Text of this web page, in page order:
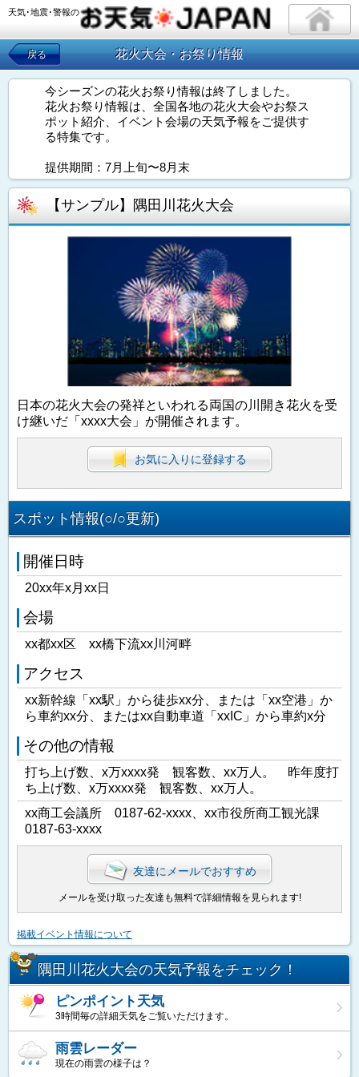
天気･地震･警報の
戻る 花火大会・お祭り情報
今シーズンの花火お祭り情報は終了しました。
花火お祭り情報は、全国各地の花火大会やお祭ス
ポット紹介、イベント会場の天気予報をご提供す
る特集です。
提供期間：7月上旬〜8月末
【サンプル】隅田川花火大会
日本の花火大会の発祥といわれる両国の川開き花火を受
け継いだ「xxxx大会」が開催されます。
お気に入りに登録する
スポット情報(○/○更新)
開催日時
20xx年x月xx日
会場
xx都xx区 xx橋下流xx川河畔
アクセス
xx新幹線「xx駅」から徒歩xx分、または「xx空港」か
ら車約xx分、またはxx自動車道「xxIC」から車約x分
その他の情報
打ち上げ数、x万xxxx発 観客数、xx万人。 昨年度打
ち上げ数、x万xxxx発 観客数、xx万人。
xx商工会議所 0187-62-xxxx、xx市役所商工観光課
0187-63-xxxx
友達にメールでおすすめ
メールを受け取った友達も無料で詳細情報を見られます!
掲載イベント情報について
隅田川花火大会の天気予報をチェック！
ピンポイント天気
3時間毎の詳細天気をご覧いただけます。
雨雲レーダー
現在の雨雲の様子は？